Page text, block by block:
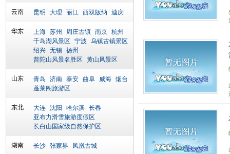
云南 昆明 大理 丽江 西双版纳 迪庆
华东 上海 苏州 周庄古镇 南京 杭州
千岛湖风景区
宁波
乌镇古镇景区
绍兴 无锡 扬州
普陀山风景名胜区
黄山风景区
山东 青岛 济南 泰安 曲阜 威海 烟台
蓬莱阁旅游区
东北 大连 沈阳 哈尔滨 长春
亚布力滑雪旅游度假区
长白山国家级自然保护区
湖南 长沙 张家界 凤凰古城